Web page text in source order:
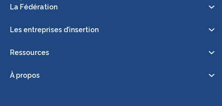
La Fédération
Les entreprises d’insertion
Ressources
À propos